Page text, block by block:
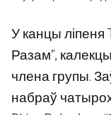
У канцы ліпеня
Разам”,
члена групы.
набраў